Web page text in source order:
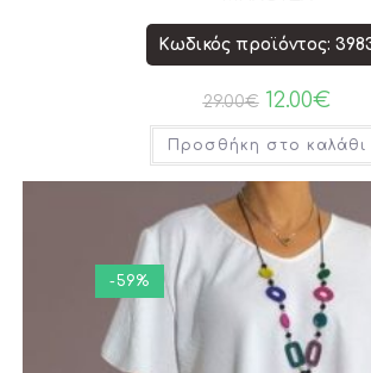
Κωδικός προϊόντος:
29.00€ 12.00€
Προσθήκη στο καλάθι
-59%